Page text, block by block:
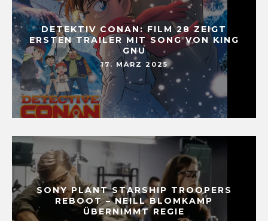
DETEKTIV CONAN: FILM 28 ZEIGT
ERSTEN TRAILER MIT SONG VON KING
GNU
17. MÄRZ 2025
SONY PLANT STARSHIP TROOPERS
REBOOT – NEILL BLOMKAMP
ÜBERNIMMT REGIE